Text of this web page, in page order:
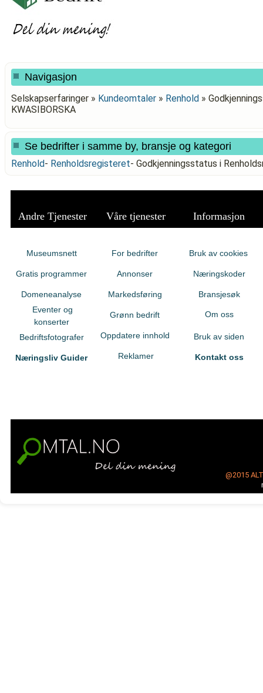
Navigasjon
Selskapserfaringer » Kundeomtaler » Renhold »
KWASIBORSKA
Se bedrifter i samme by, bransje og kategori
Renhold- Renholdsregisteret- Godkjenningsstatus i
Andre Tjenester Våre tjenester Informasjon
Museumsnett
Gratis programmer
Domeneanalyse
Eventer og
konserter
Bedriftsfotografer
Næringsliv Guider
For bedrifter
Annonser
Markedsføring
Grønn bedrift
Oppdatere innhold
Reklamer
Bruk av cookies
Næringskoder
Bransjesøk
Om oss
Bruk av siden
Kontakt oss
@2015